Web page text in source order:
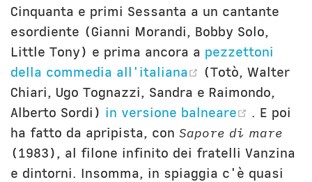
Cinquanta e primi Sessanta a un cantante
esordiente (Gianni Morandi, Bobby Solo,
Little Tony) e prima ancora a pezzettoni
della commedia all'italiana
(opens new
(Totò, Walter
Chiari, Ugo Tognazzi, Sandra e Raimondo,
Alberto Sordi) in versione balneare (opens
. E poi
ha fatto da apripista, con Sapore di mare
(1983), al filone infinito dei fratelli Vanzina
e dintorni. Insomma, in spiaggia c'è quasi